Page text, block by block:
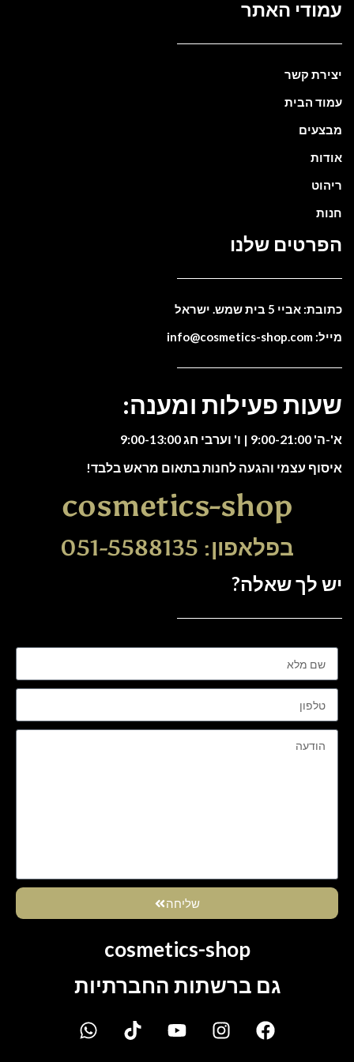
עמודי האתר
יצירת קשר
עמוד הבית
מבצעים
אודות
ריהוט
חנות
הפרטים שלנו
כתובת: אביי 5 בית שמש. ישראל
מייל: info@cosmetics-shop.com
שעות פעילות ומענה:
א'-ה' 9:00-21:00 | ו' וערבי חג 9:00-13:00
איסוף עצמי והגעה לחנות בתאום מראש בלבד!
cosmetics-shop
בפלאפון: 051-5588135
יש לך שאלה?
שליחה
cosmetics-shop
גם ברשתות החברתיות